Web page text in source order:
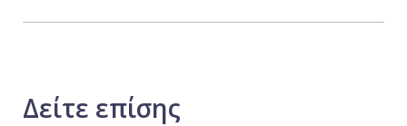
Δείτε επίσης